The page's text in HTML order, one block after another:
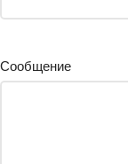
Сообщение